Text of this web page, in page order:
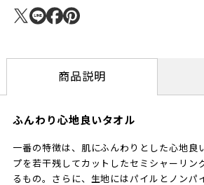
商品説明
ふんわり心地良いタオル
一番の特徴は、肌にふんわりとした心地良
プを若干残してカットしたセミシャーリン
るもの。さらに、生地にはパイルとノンパ